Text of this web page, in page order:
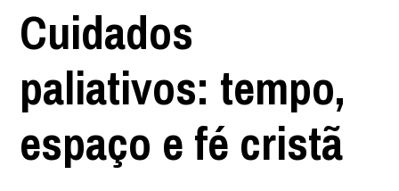
Cuidados
paliativos: tempo,
espaço e fé cristã